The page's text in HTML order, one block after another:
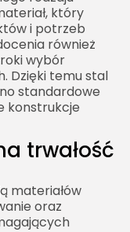
który
i potrzeb
również
wybór
Dzięki temu stal
standardowe
konstrukcje
trwałość
materiałów
oraz